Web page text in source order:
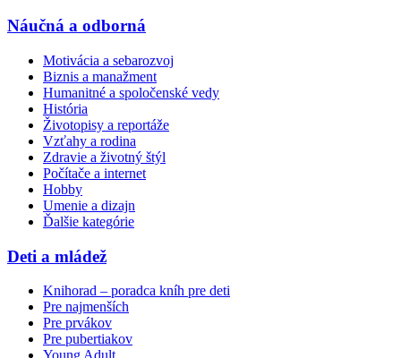
Náučná a odborná
Motivácia a sebarozvoj
Biznis a manažment
Humanitné a spoločenské vedy
História
Životopisy a reportáže
Vzťahy a rodina
Zdravie a životný štýl
Počítače a internet
Hobby
Umenie a dizajn
Ďalšie kategórie
Deti a mládež
Knihorad – poradca kníh pre deti
Pre najmenších
Pre prvákov
Pre pubertiakov